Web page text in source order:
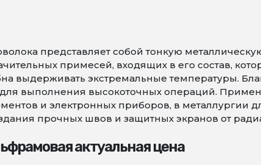
представляет собой тонкую
примесей, входящих в его состав,
выдерживать экстремальные температуры.
выполнения высокоточных операций.
и электронных приборов, в металлургии
прочных швов и защитных экранов от
актуальная цена